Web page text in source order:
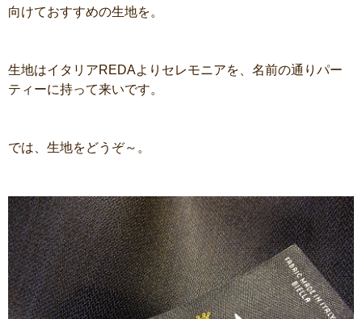
向けておすすめの生地を。
生地はイタリアREDAよりセレモニアを、名前の通りパー
ティーに持って来いです。
では、生地をどうぞ～。